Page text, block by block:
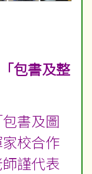
包書及整
書及圖
校合作
謹代表